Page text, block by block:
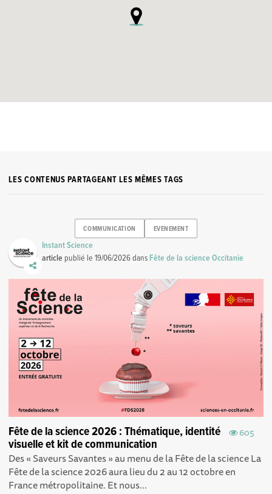
LES CONTENUS PARTAGEANT LES MÊMES TAGS
COMMUNICATION EVENEMENT
Instant Science
article publié le19/06/2026dans Fête de la science Occitanie
605
Fête de la science 2026 : Thématique, identité
visuelle et kit de communication
Des « Saveurs Savantes » au menu de la Fête de la science La
Fête de la science 2026 aura lieu du 2 au 12 octobre en
France métropolitaine. Et nous...